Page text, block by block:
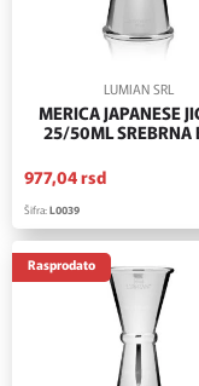
LUMIAN SRL
MERICA JAPANESE
25/50ML SREBRNA
977,04rsd
Šifra:L0039
Rasprodato